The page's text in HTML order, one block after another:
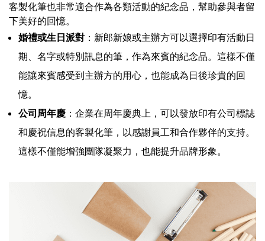
客製化筆也非常適合作為各類活動的紀念品，幫助參與者留
下美好的回憶。
婚禮或生日派對 ：新郎新娘或主辦方可以選擇印有活動日
期、名字或特別訊息的筆，作為來賓的紀念品。這樣不僅
能讓來賓感受到主辦方的用心，也能成為日後珍貴的回
憶。
公司周年慶 ：企業在周年慶典上，可以發放印有公司標誌
和慶祝信息的客製化筆，以感謝員工和合作夥伴的支持。
這樣不僅能增強團隊凝聚力，也能提升品牌形象。